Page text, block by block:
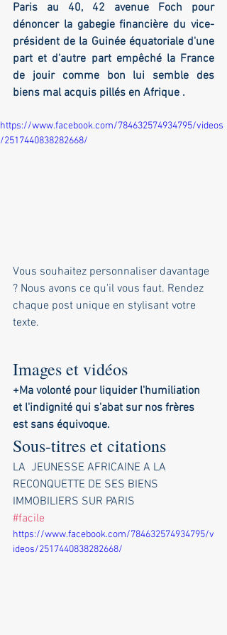
Paris au 40, 42 avenue Foch pour
dénoncer la gabegie financière du vice-
président de la Guinée équatoriale d'une
part et d'autre part empêché la France
de jouir comme bon lui semble des
biens mal acquis pillés en Afrique .
https://www.facebook.com/784632574934795/videos
/2517440838282668/
Vous souhaitez personnaliser davantage
? Nous avons ce qu'il vous faut. Rendez
chaque post unique en stylisant votre
texte.
Images et vidéos
+Ma volonté pour liquider l'humiliation
et l'indignité qui s'abat sur nos frères
est sans équivoque.
Sous-titres et citations
LA  JEUNESSE AFRICAINE A LA
RECONQUETTE DE SES BIENS
IMMOBILIERS SUR PARIS
#facile
https://www.facebook.com/784632574934795/v
ideos/2517440838282668/